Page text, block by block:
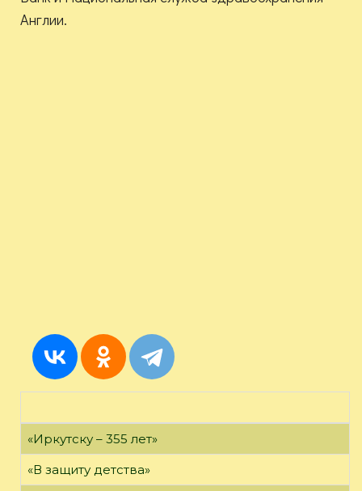
Англии.
«Иркутску – 355 лет»
«В защиту детства»